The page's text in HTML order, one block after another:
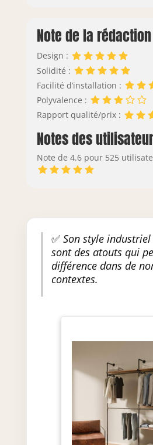
Note de la
Design :
Solidité :
Facilité d’installation :
Polyvalence :
Rapport qualité/prix :
Notes des
Note de 4.6 pour 525
✅Son style industriel
sont des atouts qui
différence dans de
contextes.